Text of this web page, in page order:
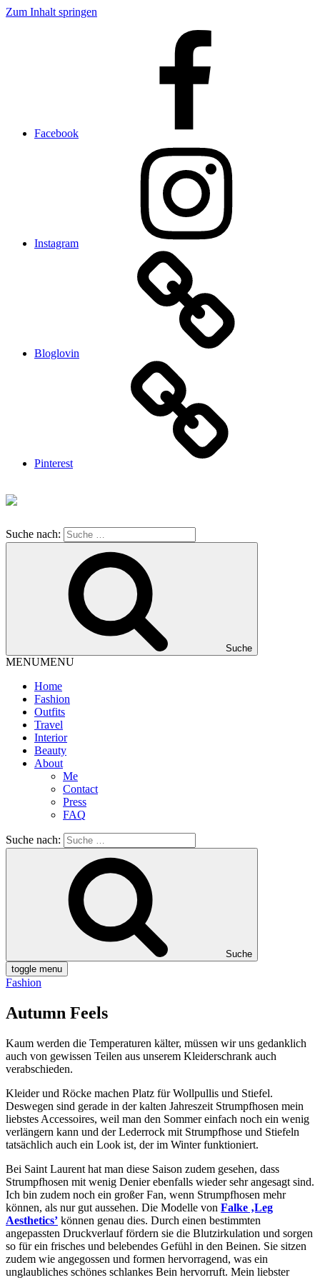
Zum Inhalt springen
Facebook
Instagram
Bloglovin
Pinterest
Suche nach:
Suche
MENUMENU
Home
Fashion
Outfits
Travel
Interior
Beauty
About
Me
Contact
Press
FAQ
Suche nach:
Suche
toggle menu
Fashion
Autumn Feels
Kaum werden die Temperaturen kälter, müssen wir uns gedanklich
auch von gewissen Teilen aus unserem Kleiderschrank auch
verabschieden.
Kleider und Röcke machen Platz für Wollpullis und Stiefel.
Deswegen sind gerade in der kalten Jahreszeit Strumpfhosen mein
liebstes Accessoires, weil man den Sommer einfach noch ein wenig
verlängern kann und der Lederrock mit Strumpfhose und Stiefeln
tatsächlich auch ein Look ist, der im Winter funktioniert.
Bei Saint Laurent hat man diese Saison zudem gesehen, dass
Strumpfhosen mit wenig Denier ebenfalls wieder sehr angesagt sind.
Ich bin zudem noch ein großer Fan, wenn Strumpfhosen mehr
können, als nur gut aussehen. Die Modelle von Falke ‚Leg
Aesthetics’ können genau dies. Durch einen bestimmten
angepassten Druckverlauf fördern sie die Blutzirkulation und sorgen
so für ein frisches und belebendes Gefühl in den Beinen. Sie sitzen
zudem wie angegossen und formen hervorragend, was ein
unglaubliches schönes schlankes Bein hervorruft. Mein liebster